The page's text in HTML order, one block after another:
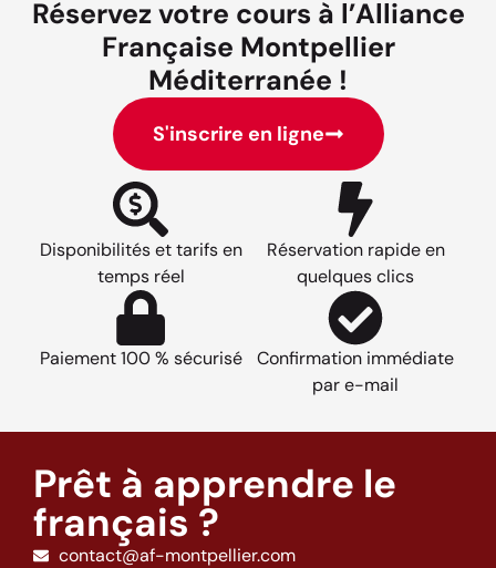
Réservez votre cours à l’Alliance
Française Montpellier
Méditerranée !
S'inscrire en ligne
Disponibilités et tarifs en
temps réel
Réservation rapide en
quelques clics
Paiement 100 % sécurisé
Confirmation immédiate
par e-mail
Prêt à apprendre le
français ?
contact@af-montpellier.com